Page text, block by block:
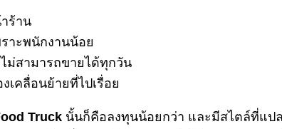
ร้าน
าะพนักงานน้อย
ม่สามารถขายได้ทุกวัน
เคลื่อนย้ายที่ไปเรื่อย
Truck นั้นก็คือลงทุนน้อยกว่า และมีสไตล์ที่แป